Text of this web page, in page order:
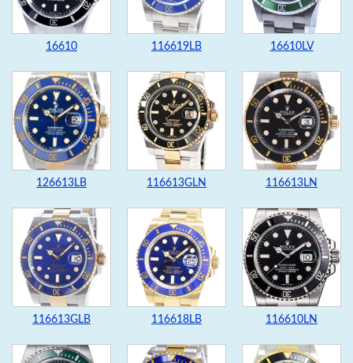
16610 116619LB 16610LV
126613LB 116613GLN 116613LN
116613GLB 116618LB 116610LN